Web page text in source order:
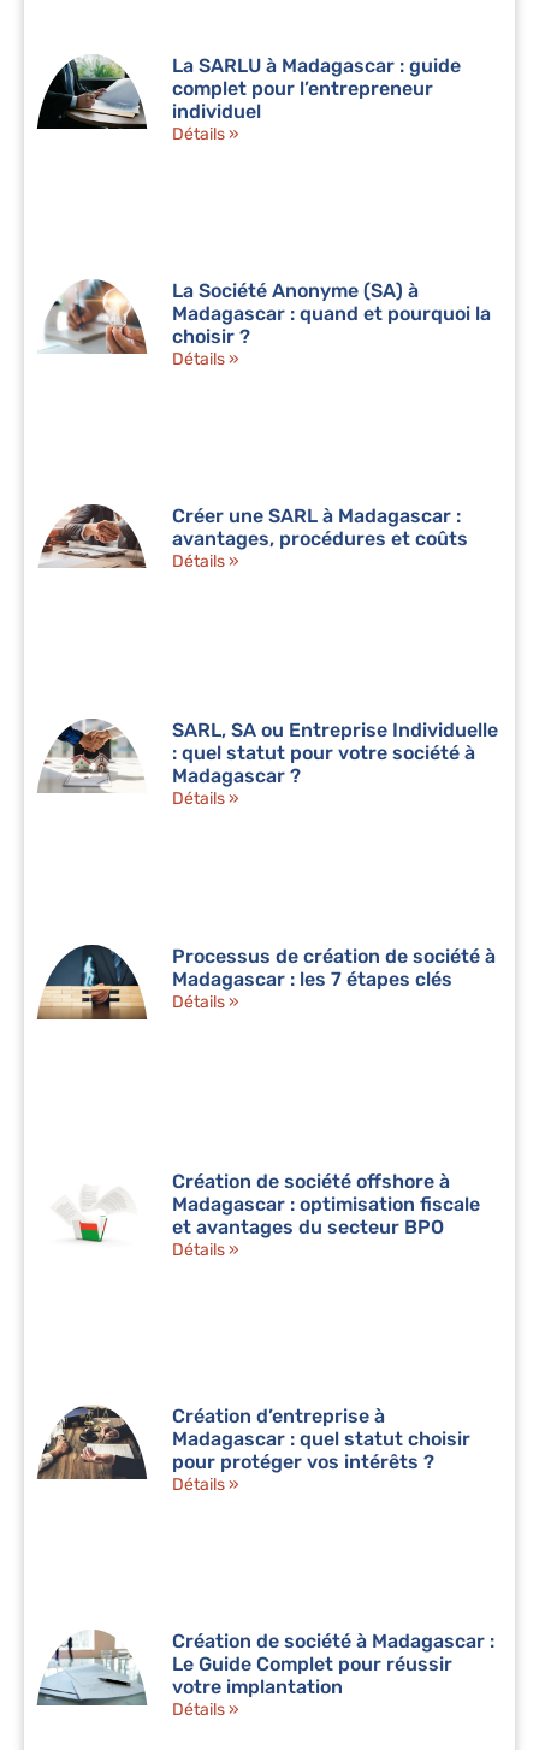
La SARLU à Madagascar : guide
complet pour l’entrepreneur
individuel
Détails »
La Société Anonyme (SA) à
Madagascar : quand et pourquoi la
choisir ?
Détails »
Créer une SARL à Madagascar :
avantages, procédures et coûts
Détails »
SARL, SA ou Entreprise Individuelle
: quel statut pour votre société à
Madagascar ?
Détails »
Processus de création de société à
Madagascar : les 7 étapes clés
Détails »
Création de société offshore à
Madagascar : optimisation fiscale
et avantages du secteur BPO
Détails »
Création d’entreprise à
Madagascar : quel statut choisir
pour protéger vos intérêts ?
Détails »
Création de société à Madagascar :
Le Guide Complet pour réussir
votre implantation
Détails »